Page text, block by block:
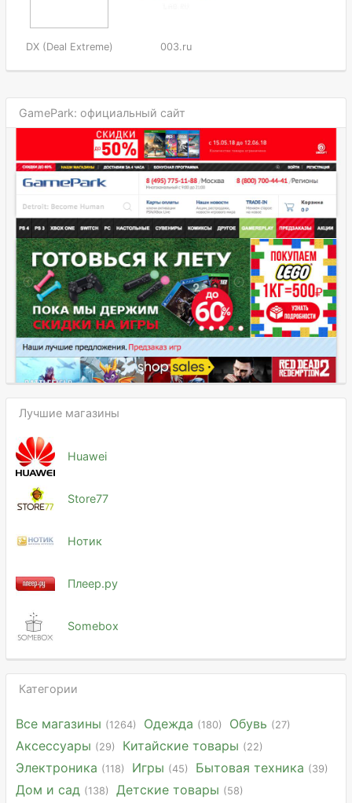
DX (Deal Extreme) 003.ru
GamePark: официальный сайт
Лучшие магазины
Huawei
Store77
Нотик
Плеер.ру
Somebox
Категории
Все магазины (1264) Одежда (180) Обувь (27)
Аксессуары (29) Китайские товары (22)
Электроника (118) Игры (45) Бытовая техника (39)
Дом и сад (138) Детские товары (58)